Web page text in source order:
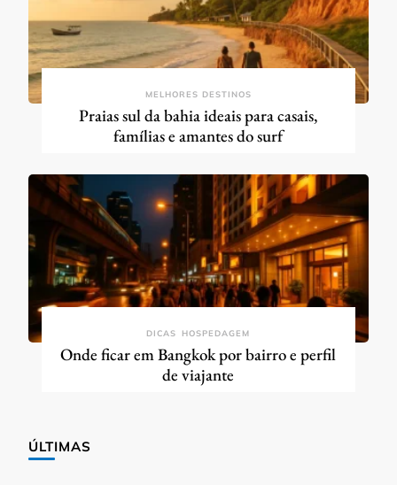
MELHORES DESTINOS
Praias sul da bahia ideais para casais,
famílias e amantes do surf
DICAS HOSPEDAGEM
Onde ficar em Bangkok por bairro e perfil
de viajante
ÚLTIMAS